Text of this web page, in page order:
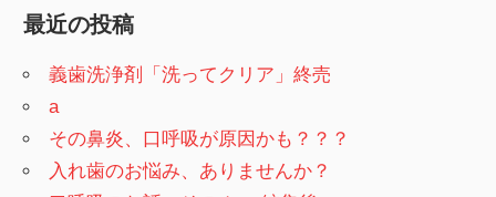
最近の投稿
義歯洗浄剤「洗ってクリア」終売
a
その鼻炎、口呼吸が原因かも？？？
入れ歯のお悩み、ありませんか？